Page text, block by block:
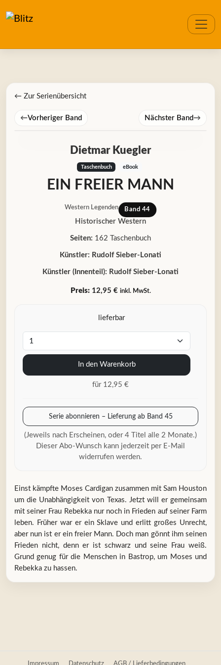
← Zur Serienübersicht
←Vorheriger Band Nächster Band→
Dietmar Kuegler
Taschenbuch eBook
EIN FREIER MANN
Western Legenden Band 44
Historischer Western
Seiten: 162 Taschenbuch
Künstler: Rudolf Sieber-Lonati
Künstler (Innenteil): Rudolf Sieber-Lonati
Preis:12,95 € inkl. MwSt.
lieferbar
In den Warenkorb
für 12,95 €
Serie abonnieren – Lieferung ab Band 45
(Jeweils nach Erscheinen, oder 4 Titel alle 2 Monate.)
Dieser Abo-Wunsch kann jederzeit per E-Mail
widerrufen werden.
Einst kämpfte Moses Cardigan zusammen mit Sam Houston
um die Unabhängigkeit von Texas. Jetzt will er gemeinsam
mit seiner Frau Rebekka nur noch in Frieden auf seiner Farm
leben. Früher war er ein Sklave und erlitt großes Unrecht,
aber nun ist er ein freier Mann. Doch man gönnt ihm seinen
Frieden nicht, denn er ist schwarz und seine Frau weiß.
Grund genug für die Menschen in Bastrop, um Moses und
Rebekka zu hassen.
Impressum Datenschutz AGB / Lieferbedingungen